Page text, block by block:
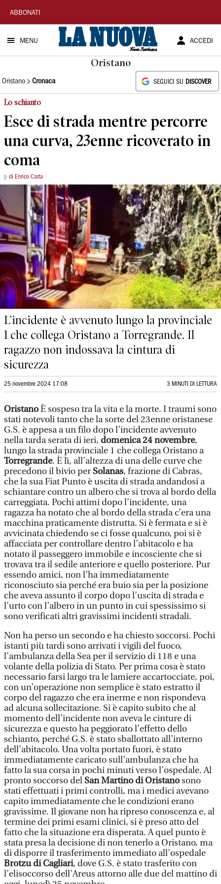
La
Nuova
Sardegna
ABBONATI
MENU ACCEDI
Oristano
Oristano Cronaca SEGUICI SU DISCOVER
Lo schianto
Esce di strada mentre percorre
una curva, 23enne ricoverato in
coma
di Enrico Carta
L’incidente è avvenuto lungo la provinciale
1 che collega Oristano a Torregrande. Il
ragazzo non indossava la cintura di
sicurezza
25 novembre 2024 17:08 3 MINUTI DI LETTURA
OristanoÈ sospeso tra la vita e la morte. I traumi sono
stati notevoli tanto che la sorte del 23enne oristanese
G.S. è appesa a un filo dopo l’incidente avvenuto
nella tarda serata di ieri, domenica 24 novembre,
lungo la strada provinciale 1 che collega Oristano a
Torregrande. È lì, all’altezza di una delle curve che
precedono il bivio per Solanas, frazione di Cabras,
che la sua Fiat Punto è uscita di strada andandosi a
schiantare contro un albero che si trova al bordo della
carreggiata. Pochi attimi dopo l’incidente, una
ragazza ha notato che al bordo della strada c’era una
macchina praticamente distrutta. Si è fermata e si è
avvicinata chiedendo se ci fosse qualcuno, poi si è
affacciata per controllare dentro l’abitacolo e ha
notato il passeggero immobile e incosciente che si
trovava tra il sedile anteriore e quello posteriore. Pur
essendo amici, non l’ha immediatamente
riconosciuto sia perché era buio sia per la posizione
che aveva assunto il corpo dopo l’uscita di strada e
l’urto con l’albero in un punto in cui spessissimo si
sono verificati altri gravissimi incidenti stradali.
Non ha perso un secondo e ha chiesto soccorsi. Pochi
istanti più tardi sono arrivati i vigili del fuoco,
l’ambulanza della Sea per il servizio di 118 e una
volante della polizia di Stato. Per prima cosa è stato
necessario farsi largo tra le lamiere accartocciate, poi,
con un’operazione non semplice è stato estratto il
corpo del ragazzo che era inerme e non rispondeva
ad alcuna sollecitazione. Si è capito subito che al
momento dell’incidente non aveva le cinture di
sicurezza e questo ha peggiorato l’effetto dello
schianto, perché G.S. è stato sballottato all’interno
dell’abitacolo. Una volta portato fuori, è stato
immediatamente caricato sull’ambulanza che ha
fatto la sua corsa in pochi minuti verso l’ospedale. Al
pronto soccorso del San Martino di Oristanosono
stati effettuati i primi controlli, ma i medici avevano
capito immediatamente che le condizioni erano
gravissime. Il giovane non ha ripreso conoscenza e, al
termine dei primi esami clinici, si è preso atto del
fatto che la situazione era disperata. A quel punto è
stata presa la decisione di non tenerlo a Oristano, ma
di disporre il trasferimento immediato all’ospedale
Brotzu di Cagliari, dove G.S. è stato trasferito con
l’elisoccorso dell’Areus attorno alle due del mattino di